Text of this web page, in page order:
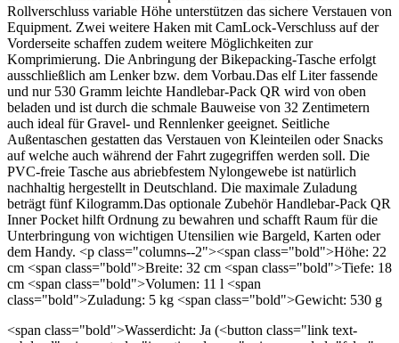
Rollverschluss variable Höhe unterstützen das sichere Verstauen von
Equipment. Zwei weitere Haken mit CamLock-Verschluss auf der
Vorderseite schaffen zudem weitere Möglichkeiten zur
Komprimierung. Die Anbringung der Bikepacking-Tasche erfolgt
ausschließlich am Lenker bzw. dem Vorbau.Das elf Liter fassende
und nur 530 Gramm leichte Handlebar-Pack QR wird von oben
beladen und ist durch die schmale Bauweise von 32 Zentimetern
auch ideal für Gravel- und Rennlenker geeignet. Seitliche
Außentaschen gestatten das Verstauen von Kleinteilen oder Snacks
auf welche auch während der Fahrt zugegriffen werden soll. Die
PVC-freie Tasche aus abriebfestem Nylongewebe ist natürlich
nachhaltig hergestellt in Deutschland. Die maximale Zuladung
beträgt fünf Kilogramm.Das optionale Zubehör Handlebar-Pack QR
Inner Pocket hilft Ordnung zu bewahren und schafft Raum für die
Unterbringung von wichtigen Utensilien wie Bargeld, Karten oder
dem Handy. <p class="columns--2"><span class="bold">Höhe: 22
cm <span class="bold">Breite: 32 cm <span class="bold">Tiefe: 18
cm <span class="bold">Volumen: 11 l <span
class="bold">Zuladung: 5 kg <span class="bold">Gewicht: 530 g
<span class="bold">Wasserdicht: Ja (<button class="link text-